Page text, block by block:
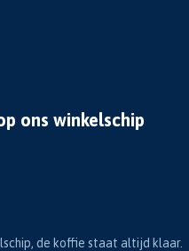
ons winkelschip
de koffie staat altijd klaar.